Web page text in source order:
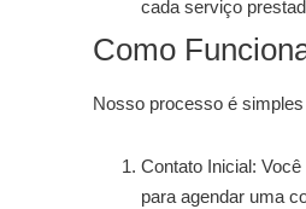
cada serviço
Como
Nosso processo é
Contato Inicial: Você
para agendar uma